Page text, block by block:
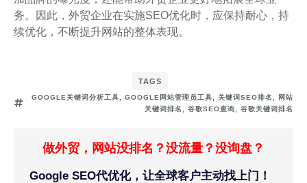
务。因此，外贸企业在实施SEO优化时，应保持耐心，持
续优化，不断提升网站的整体表现。
TAGS
GOOGLE关键词分析工具 GOOGLE网站管理员工具 关键词SEO排名
网站
关键词排名
谷歌SEO查询 谷歌关键词排名
做外贸，网站没排名？没流量？没询盘？
Google SEO代优化，让全球客户主动找上门！